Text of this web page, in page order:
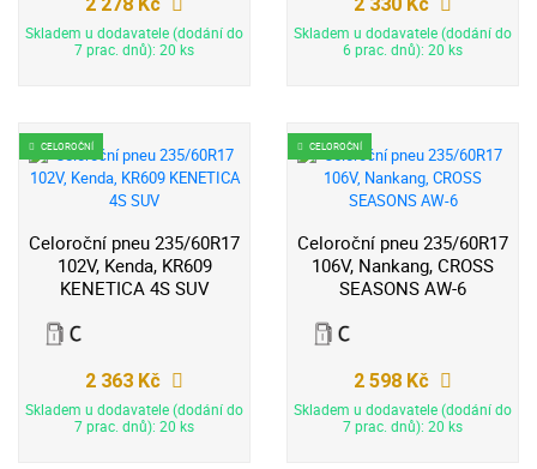
Skladem u dodavatele (dodání do
7 prac. dnů): 20 ks
Skladem u dodavatele (dodání do
6 prac. dnů): 20 ks
CELOROČNÍ
Celoroční pneu 235/60R17
102V, Kenda, KR609
KENETICA 4S SUV
2 363 Kč
Skladem u dodavatele (dodání do
7 prac. dnů): 20 ks
CELOROČNÍ
Celoroční pneu 235/60R17
106V, Nankang, CROSS
SEASONS AW-6
2 598 Kč
Skladem u dodavatele (dodání do
7 prac. dnů): 20 ks